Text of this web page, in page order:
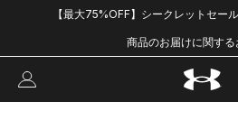
【最大75%OFF】シークレットセー
商品のお届けに関す